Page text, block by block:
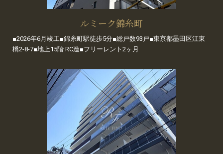
ルミーク錦糸町
■2026年6月竣工■錦糸町駅徒歩5分■総戸数93戸■東京都墨田区江東
橋2-8-7■地上15階 RC造■フリーレント2ヶ月